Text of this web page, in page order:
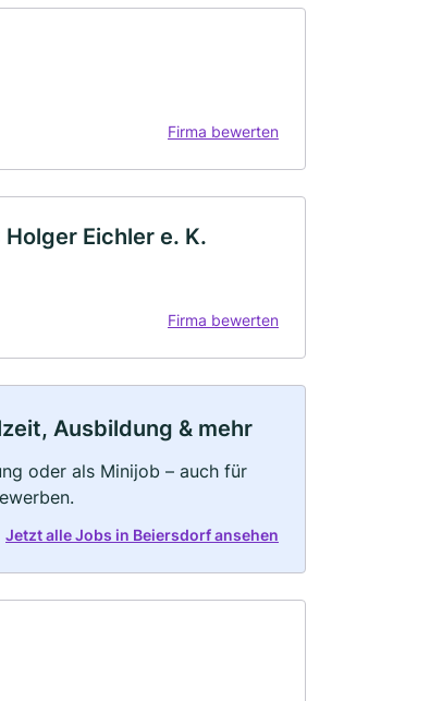
Firma bewerten
Eichler e. K.
Firma bewerten
Ausbildung & mehr
oder als Minijob – auch für
Jetzt alle Jobs in Beiersdorf ansehen